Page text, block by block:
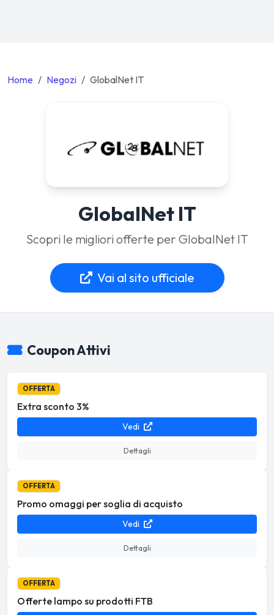
Home Negozi GlobalNet IT
GlobalNet IT
Scopri le migliori offerte per GlobalNet IT
Vai al sito ufficiale
Coupon Attivi
OFFERTA
Extra sconto 3%
Vedi
Dettagli
OFFERTA
Promo omaggi per soglia di acquisto
Vedi
Dettagli
OFFERTA
Offerte lampo su prodotti FTB